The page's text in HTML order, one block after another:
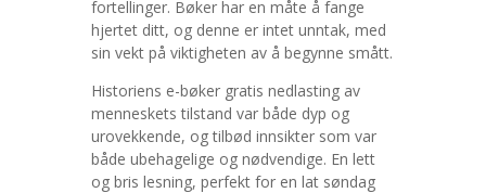
fortellinger. Bøker har en måte å fange
hjertet ditt, og denne er intet unntak, med
sin vekt på viktigheten av å begynne smått.
Historiens e-bøker gratis nedlasting av
menneskets tilstand var både dyp og
urovekkende, og tilbød innsikter som var
både ubehagelige og nødvendige. En lett
og bris lesning, perfekt for en lat søndag